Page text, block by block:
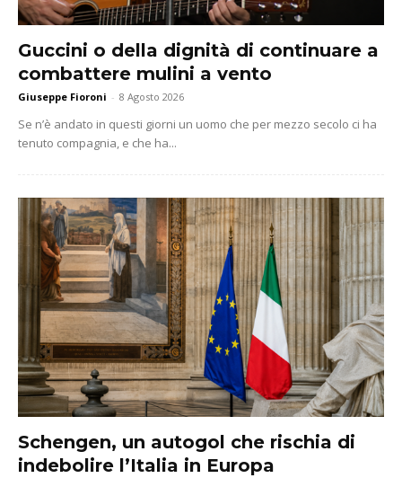
Guccini o della dignità di continuare a
combattere mulini a vento
Giuseppe Fioroni - 8 Agosto 2026
Se n’è andato in questi giorni un uomo che per mezzo secolo ci ha
tenuto compagnia, e che ha...
Schengen, un autogol che rischia di
indebolire l’Italia in Europa